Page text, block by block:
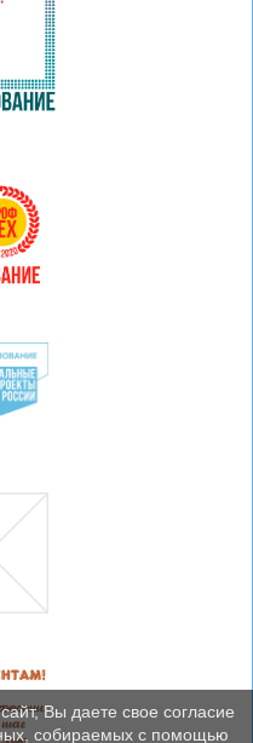
Вы даете свое согласие
собираемых с помощью